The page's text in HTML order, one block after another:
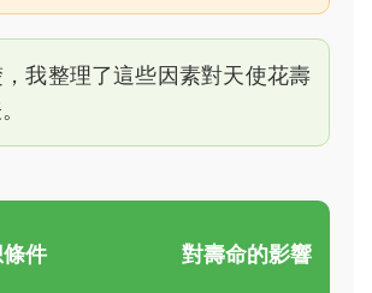
我整理了這些因素對天使花壽
件 對壽命的影響